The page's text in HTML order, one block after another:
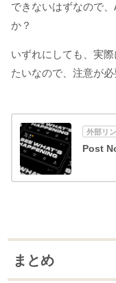
できないはずなので
か？
いずれにしても、実
たいなので、注意が必
Post
まとめ